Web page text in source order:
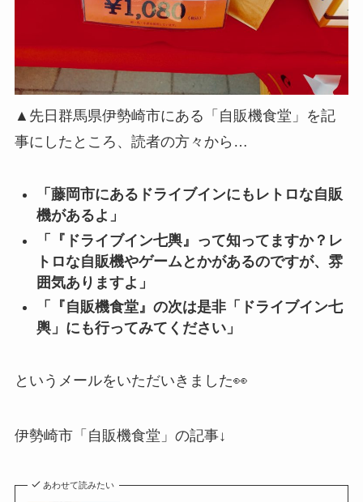
▲先日群馬県伊勢崎市にある「自販機食堂」を記
事にしたところ、読者の方々から…
「藤岡市にあるドライブインにもレトロな自販
機があるよ」
「『ドライブイン七輿』って知ってますか？レ
トロな自販機やゲームとかがあるのですが、雰
囲気ありますよ」
「『自販機食堂』の次は是非「ドライブイン七
輿」にも行ってみてください」
というメールをいただいきました👀
伊勢崎市「自販機食堂」の記事↓
あわせて読みたい